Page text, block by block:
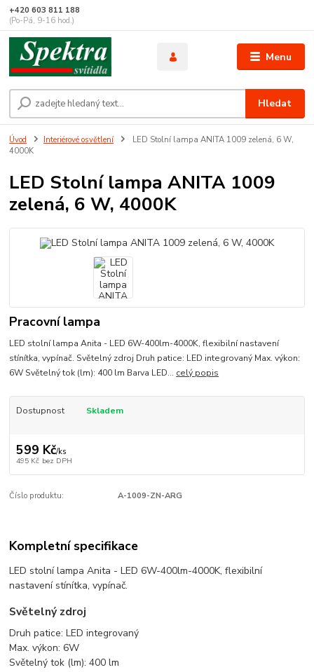
Menu
Hledat
+420 603 811 188
(Po-Pá, 9-16 hod.)
Úvod Interiérové osvětlení
LED Stolní lampa ANITA 1009 zelená, 6 W,
4000K
LED Stolní lampa ANITA 1009
zelená, 6 W, 4000K
Pracovní lampa
LED stolní lampa Anita - LED 6W-400lm-4000K, flexibilní nastavení
stínítka, vypínač. Světelný zdroj Druh patice: LED integrovaný Max. výkon:
6W Světelný tok (lm): 400 lm Barva LED... celý popis
Dostupnost Skladem
599 Kč/ks
495 Kč bez DPH
Číslo produktu: A-1009-ZN-ARG
Kompletní specifikace
LED stolní lampa Anita - LED 6W-400lm-4000K, flexibilní
nastavení stínítka, vypínač.
Světelný zdroj
Druh patice: LED integrovaný
Max. výkon: 6W
Světelný tok (lm): 400 lm